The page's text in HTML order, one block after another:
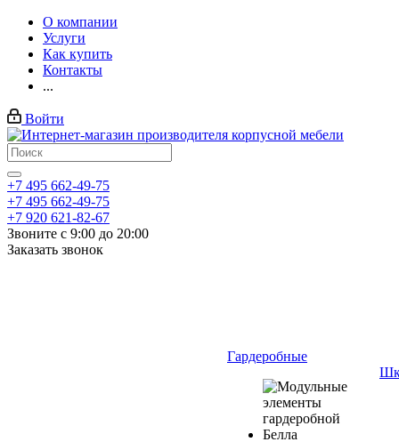
О компании
Услуги
Как купить
Контакты
...
Войти
+7 495 662-49-75
+7 495 662-49-75
+7 920 621-82-67
Звоните с 9:00 до 20:00
Заказать звонок
Гардеробные